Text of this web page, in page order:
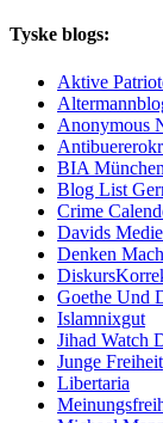
Tyske blogs:
Aktive
Anonymous
BIA München
Blog List
Crime
Davids
Denken
Goethe Und
Islamnixgut
Jihad Watch
Junge Freiheit
Libertaria